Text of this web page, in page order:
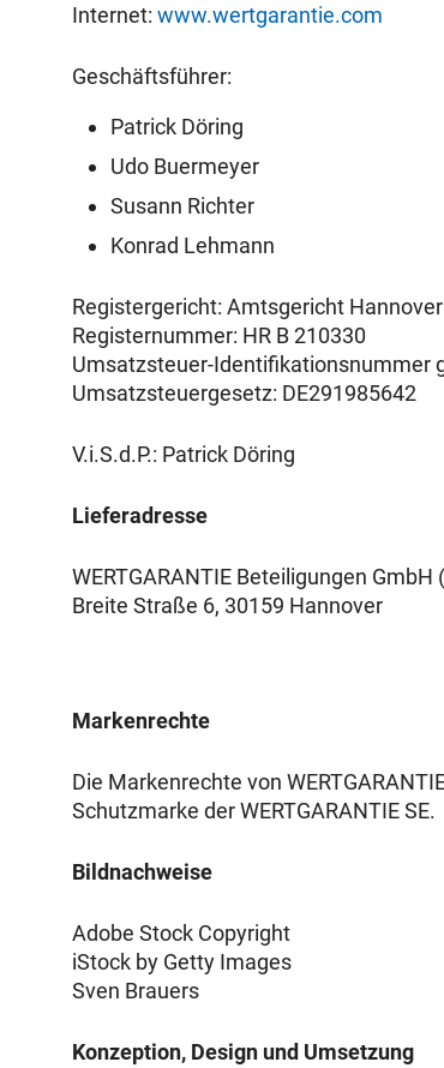
Internet: www.wertgarantie.com
Geschäftsführer:
Patrick Döring
Udo Buermeyer
Susann Richter
Konrad Lehmann
Registergericht: Amtsgericht Hannover
Registernummer: HR B 210330
Umsatzsteuer-Identifikationsnummer
Umsatzsteuergesetz: DE291985642
V.i.S.d.P.: Patrick Döring
Lieferadresse
WERTGARANTIE Beteiligungen
Breite Straße 6, 30159 Hannover
Markenrechte
Die Markenrechte von
Schutzmarke der WERTGARANTIE SE.
Bildnachweise
Adobe Stock Copyright
iStock by Getty Images
Sven Brauers
Konzeption, Design und Umsetzung